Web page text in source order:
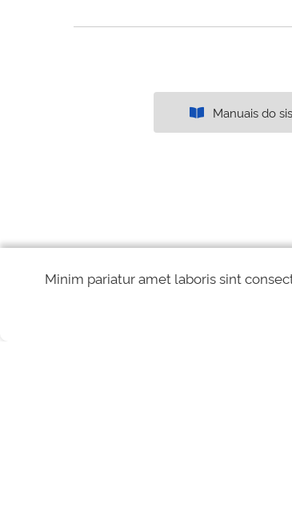
Manuais do
Minim pariatur amet laboris sint